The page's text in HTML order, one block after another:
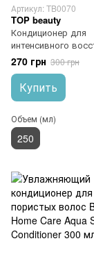
Артикул: TB0070
TOP beauty
Кондиционер для
интенсивного
волос TOP
Repair Conditioner
270 грн 300 грн
Купить
Объем (мл)
250